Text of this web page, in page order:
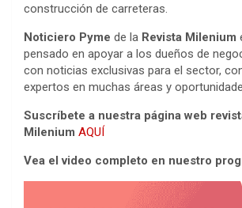
construcción de carreteras.
Noticiero Pyme de la Revista Milenium
pensado en apoyar a los dueños de
con noticias exclusivas para el sector,
expertos en muchas áreas y
Suscríbete a nuestra página web
Milenium AQUÍ
Vea el video completo en nuestro